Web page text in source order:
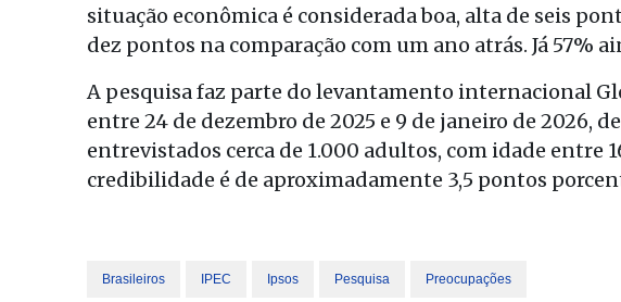
situação econômica é considerada boa, alta de seis
dez pontos na comparação com um ano atrás. Já 57%
A pesquisa faz parte do levantamento internacional
entre 24 de dezembro de 2025 e 9 de janeiro de 2026,
entrevistados cerca de 1.000 adultos, com idade entre
credibilidade é de aproximadamente 3,5 pontos
Brasileiros IPEC Ipsos Pesquisa Preocupações